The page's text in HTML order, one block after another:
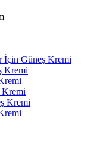
Güneş Kremi
Kremi
Kremi